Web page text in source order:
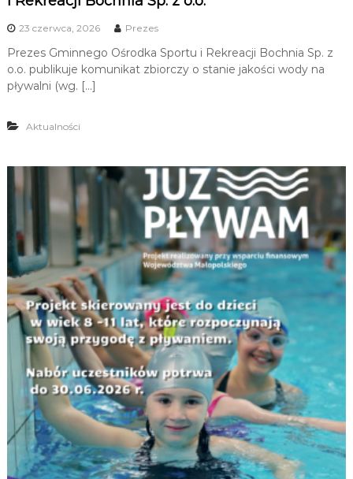
23 czerwca, 2026 Prezes
Prezes Gminnego Ośrodka Sportu i Rekreacji Bochnia Sp. z
o.o. publikuje komunikat zbiorczy o stanie jakości wody na
pływalni (wg. […]
Aktualności